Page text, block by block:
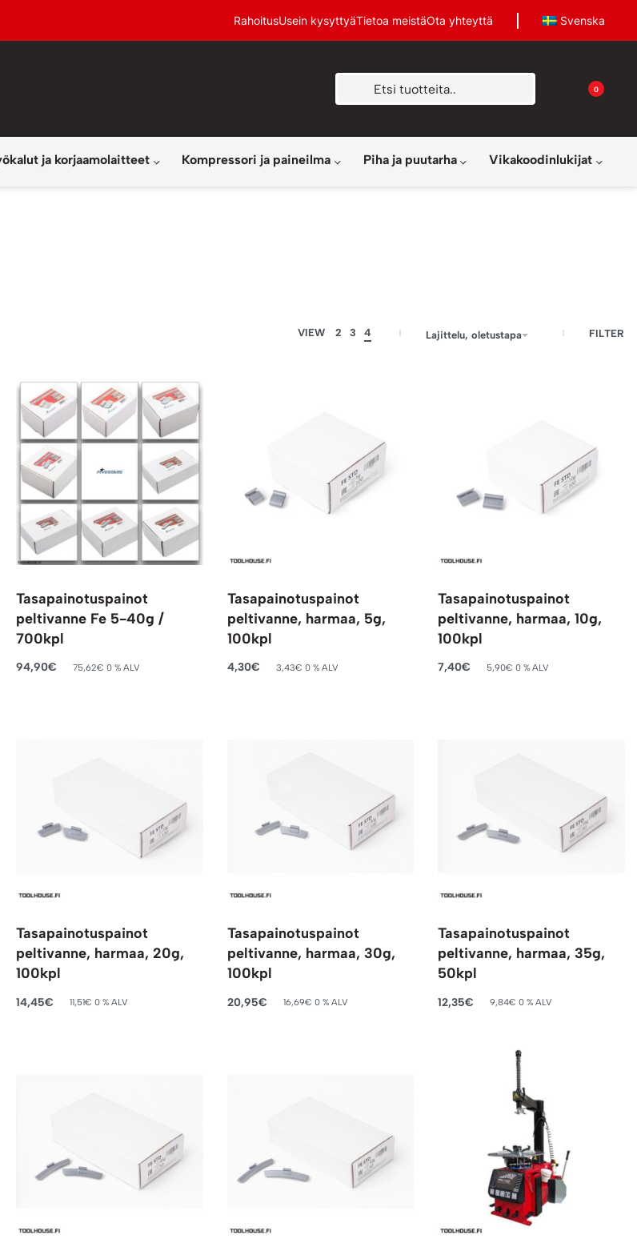
RahoitusUsein kysyttyäTietoa meistäOta yhteyttä Svenska
0
ja korjaamolaitteet Kompressori ja paineilma Piha ja puutarha Vikakoodinlukijat
VIEW 2 3 4 Lajittelu, oletustapa FILTER
Tasapainotuspainot
peltivanne Fe 5-40g /
700kpl
94,90€ 75,62€ 0 % ALV
Tasapainotuspainot
peltivanne, harmaa, 5g,
100kpl
4,30€ 3,43€ 0 % ALV
Tasapainotuspainot
peltivanne, harmaa, 10g,
100kpl
7,40€ 5,90€ 0 % ALV
Tasapainotuspainot
peltivanne, harmaa, 20g,
100kpl
14,45€ 11,51€ 0 % ALV
Tasapainotuspainot
peltivanne, harmaa, 30g,
100kpl
20,95€ 16,69€ 0 % ALV
Tasapainotuspainot
peltivanne, harmaa, 35g,
50kpl
12,35€ 9,84€ 0 % ALV